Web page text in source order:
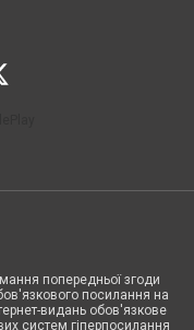
попередньої згоди
посилання на
видань обов'язкове
систем гіперпосилання